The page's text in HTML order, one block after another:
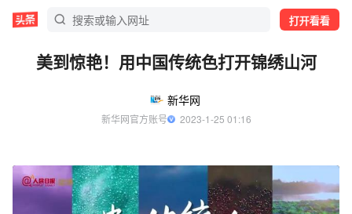
打开看看
美到惊艳！用中国传统色打开锦绣山河
新华网
新华网官方账号
  2023-1-25 01:16